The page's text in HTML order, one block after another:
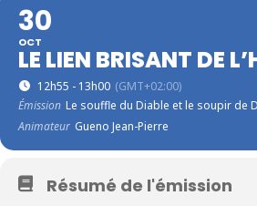
30
OCT
LE LIEN BRISANT DE
12h55 - 13h00 (GMT+02:00)
Émission Le souffle du Diable et le soupir de
Animateur Gueno Jean-Pierre
Résumé de l'émission